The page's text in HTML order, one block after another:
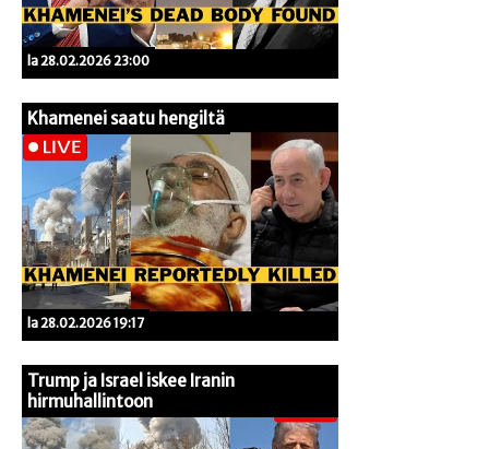
la 28.02.2026 23:00
Khamenei saatu hengiltä
la 28.02.2026 19:17
Trump ja Israel iskee Iranin
hirmuhallintoon